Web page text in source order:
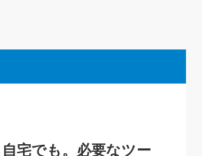
宅でも。必要なツー